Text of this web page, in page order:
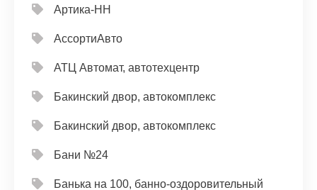
Артика-НН
АссортиАвто
АТЦ Автомат, автотехцентр
Бакинский двор, автокомплекс
Бакинский двор, автокомплекс
Бани №24
Банька на 100, банно-оздоровительный